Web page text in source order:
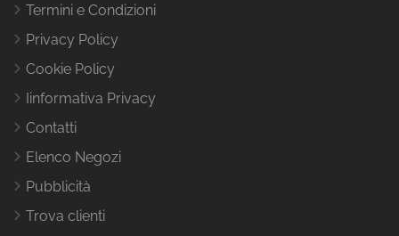
Termini e Condizioni
Privacy Policy
Cookie Policy
Iinformativa Privacy
Contatti
Elenco Negozi
Pubblicità
Trova clienti